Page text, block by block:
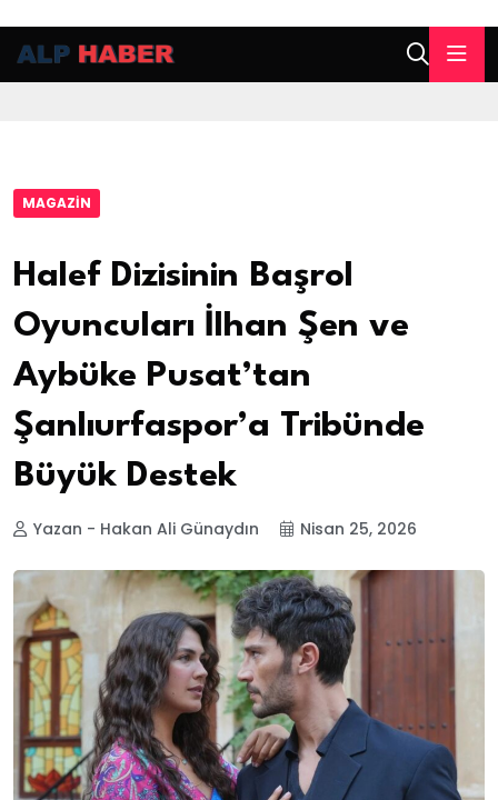
MAGAZIN
Halef Dizisinin Başrol
Oyuncuları İlhan Şen ve
Aybüke Pusat’tan
Şanlıurfaspor’a Tribünde
Büyük Destek
Yazan - Hakan Ali Günaydın Nisan 25, 2026